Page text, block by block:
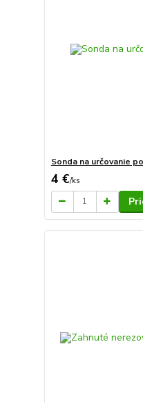
Sonda na určovanie
4 €/ks